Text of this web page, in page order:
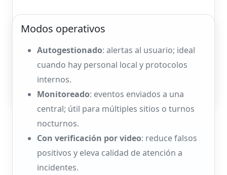
Modos operativos
Autogestionado: alertas al usuario; ideal
cuando hay personal local y protocolos
internos.
Monitoreado: eventos enviados a una
central; útil para múltiples sitios o turnos
nocturnos.
Con verificación por video: reduce falsos
positivos y eleva calidad de atención a
incidentes.